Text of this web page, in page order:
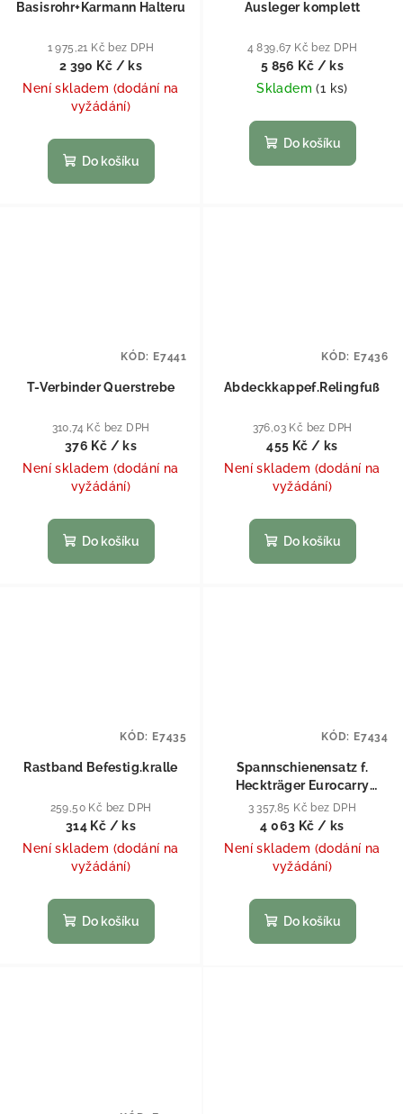
Basisrohr+Karmann Halteru
1 975,21 Kč bez DPH
2 390 Kč / ks
Není skladem (dodání na
vyžádání)
Do košíku
Ausleger komplett
4 839,67 Kč bez DPH
5 856 Kč / ks
Skladem(1 ks)
Do košíku
T-Verbinder Querstrebe
310,74 Kč bez DPH
376 Kč / ks
Není skladem (dodání na
vyžádání)
Do košíku
KÓD: E7441
Abdeckkappef.Relingfuß
376,03 Kč bez DPH
455 Kč / ks
Není skladem (dodání na
vyžádání)
Do košíku
KÓD: E7436
Rastband Befestig.kralle
259,50 Kč bez DPH
314 Kč / ks
Není skladem (dodání na
vyžádání)
Do košíku
KÓD: E7435
Spannschienensatz f.
Heckträger Eurocarry
Ducato ab Bj.2006 (#
44079)
3 357,85 Kč bez DPH
4 063 Kč / ks
Není skladem (dodání na
vyžádání)
Do košíku
KÓD: E7434